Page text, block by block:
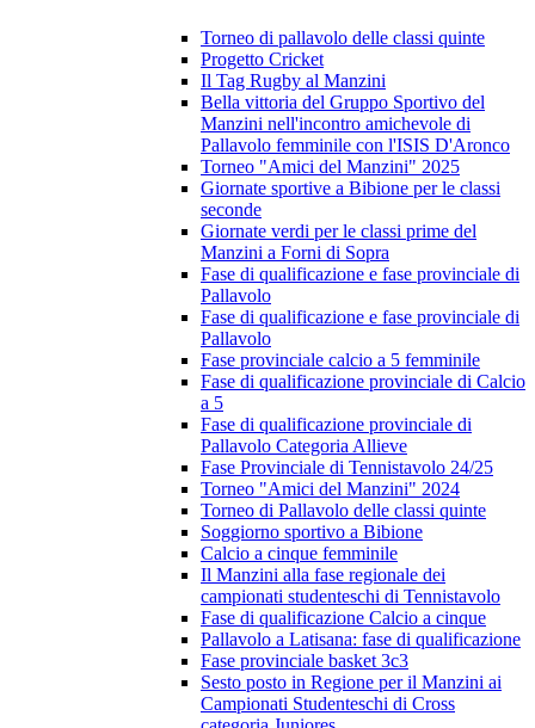
Torneo di pallavolo delle classi quinte
Progetto Cricket
Il Tag Rugby al Manzini
Bella vittoria del Gruppo Sportivo del
Manzini nell'incontro amichevole di
Pallavolo femminile con l'ISIS D'Aronco
Torneo "Amici del Manzini" 2025
Giornate sportive a Bibione per le classi
seconde
Giornate verdi per le classi prime del
Manzini a Forni di Sopra
Fase di qualificazione e fase provinciale di
Pallavolo
Fase di qualificazione e fase provinciale di
Pallavolo
Fase provinciale calcio a 5 femminile
Fase di qualificazione provinciale di Calcio
a 5
Fase di qualificazione provinciale di
Pallavolo Categoria Allieve
Fase Provinciale di Tennistavolo 24/25
Torneo "Amici del Manzini" 2024
Torneo di Pallavolo delle classi quinte
Soggiorno sportivo a Bibione
Calcio a cinque femminile
Il Manzini alla fase regionale dei
campionati studenteschi di Tennistavolo
Fase di qualificazione Calcio a cinque
Pallavolo a Latisana: fase di qualificazione
Fase provinciale basket 3c3
Sesto posto in Regione per il Manzini ai
Campionati Studenteschi di Cross